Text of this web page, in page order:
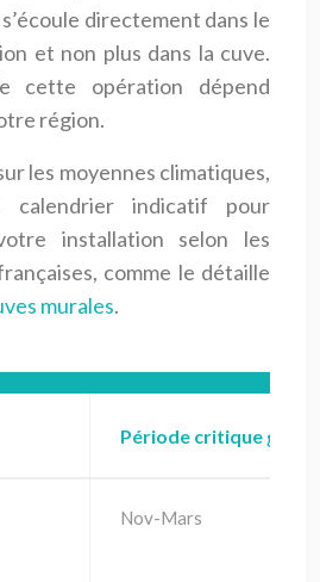
directement dans le
et non plus dans la cuve.
cette opération dépend
région.
les moyennes climatiques,
calendrier indicatif pour
installation selon les
comme le détaille
murales.
Période critique gel
Nov-Mars